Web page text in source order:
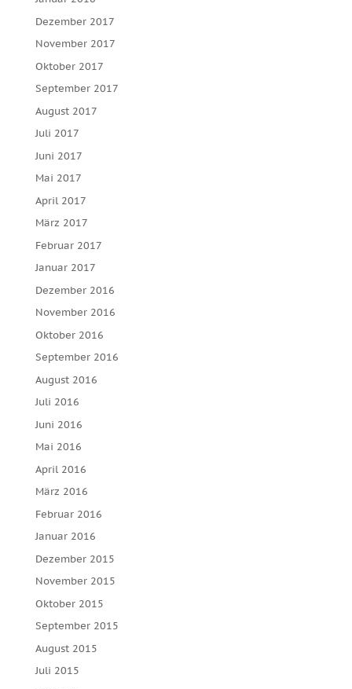
Dezember 2017
November 2017
Oktober 2017
September 2017
August 2017
Juli 2017
Juni 2017
Mai 2017
April 2017
März 2017
Februar 2017
Januar 2017
Dezember 2016
November 2016
Oktober 2016
September 2016
August 2016
Juli 2016
Juni 2016
Mai 2016
April 2016
März 2016
Februar 2016
Januar 2016
Dezember 2015
November 2015
Oktober 2015
September 2015
August 2015
Juli 2015